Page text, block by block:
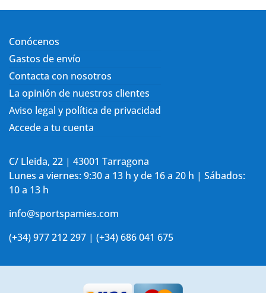
Conócenos
Gastos de envío
Contacta con nosotros
La opinión de nuestros clientes
Aviso legal y política de privacidad
Accede a tu cuenta
C/ Lleida, 22 | 43001 Tarragona
Lunes a viernes: 9:30 a 13 h y de 16 a 20 h | Sábados:
10 a 13 h
info@sportspamies.com
(+34) 977 212 297 | (+34) 686 041 675